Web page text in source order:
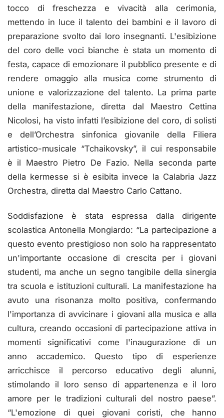
tocco di freschezza e vivacità alla cerimonia,
mettendo in luce il talento dei bambini e il lavoro di
preparazione svolto dai loro insegnanti. L'esibizione
del coro delle voci bianche è stata un momento di
festa, capace di emozionare il pubblico presente e di
rendere omaggio alla musica come strumento di
unione e valorizzazione del talento. La prima parte
della manifestazione, diretta dal Maestro Cettina
Nicolosi, ha visto infatti l’esibizione del coro, di solisti
e dell’Orchestra sinfonica giovanile della Filiera
artistico-musicale “Tchaikovsky”, il cui responsabile
è il Maestro Pietro De Fazio. Nella seconda parte
della kermesse si è esibita invece la Calabria Jazz
Orchestra, diretta dal Maestro Carlo Cattano.
Soddisfazione è stata espressa dalla dirigente
scolastica Antonella Mongiardo: “La partecipazione a
questo evento prestigioso non solo ha rappresentato
un'importante occasione di crescita per i giovani
studenti, ma anche un segno tangibile della sinergia
tra scuola e istituzioni culturali. La manifestazione ha
avuto una risonanza molto positiva, confermando
l'importanza di avvicinare i giovani alla musica e alla
cultura, creando occasioni di partecipazione attiva in
momenti significativi come l'inaugurazione di un
anno accademico. Questo tipo di esperienze
arricchisce il percorso educativo degli alunni,
stimolando il loro senso di appartenenza e il loro
amore per le tradizioni culturali del nostro paese”.
“L'emozione di quei giovani coristi, che hanno